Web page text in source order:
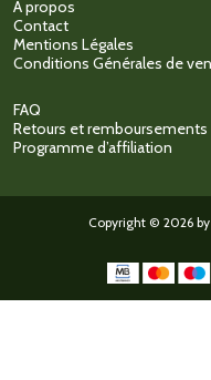
À propos
Contact
Mentions Légales
Conditions Générales de
FAQ
Retours et remboursements
Programme d’affiliation
Copyright © 2026